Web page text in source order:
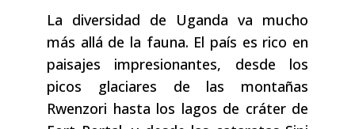
La diversidad de Uganda va mucho
más allá de la fauna. El país es rico en
paisajes impresionantes, desde los
picos glaciares de las montañas
Rwenzori hasta los lagos de cráter de